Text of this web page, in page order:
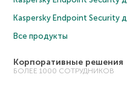
Kaspersky Endpoint Security
Все продукты
Корпоративные решения
БОЛЕЕ 1000 СОТРУДНИКОВ